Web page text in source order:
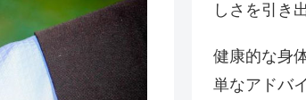
しさを引き
健康的な身
単なアドバ